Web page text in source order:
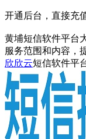
开通后台，直接充
黄埔短信软件平台
服务范围和内容，
欣欣云短信软件平